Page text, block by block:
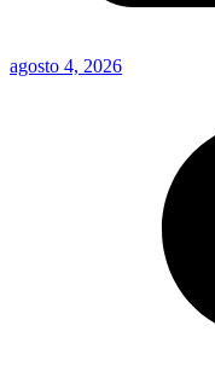
agosto 4, 2026